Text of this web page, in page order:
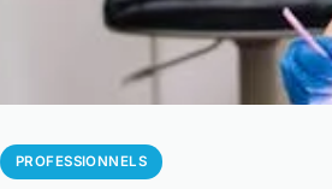
PROFESSIONNELS